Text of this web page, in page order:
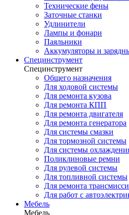
Технические фены
Заточные станки
Удлинители
Лампы и фонари
Паяльники
Аккумуляторы и
Специнструмент
Специнструмент
Общего назначения
Для ходовой системы
Для ремонта кузова
Для ремонта КПП
Для ремонта двигателя
Для ремонта генератора
Для системы смазки
Для тормозной системы
Для системы
Поликлиновые ремни
Для рулевой системы
Для топливной системы
Для ремонта
Для работ с
Мебель
Мебель